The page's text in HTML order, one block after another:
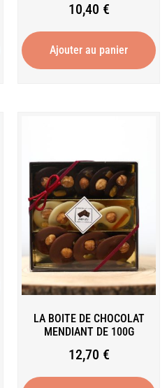
10,40 €
Ajouter au panier
LA BOITE DE CHOCOLAT
MENDIANT DE 100G
12,70 €